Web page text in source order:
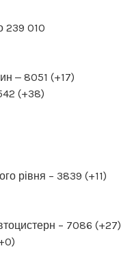
239 010
‒ 8051 (+17)
(+38)
рівня – 3839 (+11)
– 7086 (+27)